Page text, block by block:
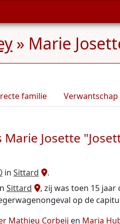
» Marie
familie Verwantschap
Josette
in Sittard
.
Sittard
, zij was toen 15 jaar
op de
Mathieu Corbeij en Maria